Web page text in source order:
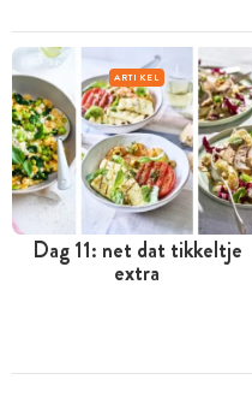
ARTIKEL
Dag 11: net dat tikkeltje
extra